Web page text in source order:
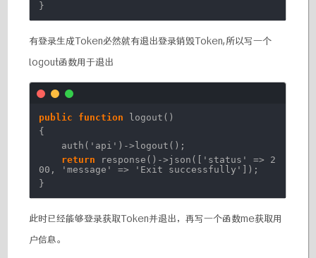
}
有登录生成Token必然就有退出登录销毁Token,所以写一个
logout函数用于退出
public function
logout()
{
auth( 'api' )->logout();
return
response()->json([ 'status'
=> 2
00,
'message' => 'Exit successfully'
]);
}
此时已经能够登录获取Token并退出，再写一个函数me获取用
户信息。